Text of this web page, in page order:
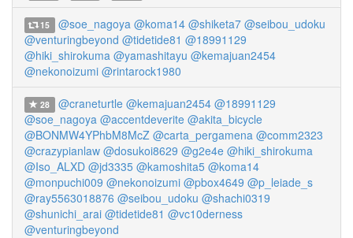
15 @soe_nagoya @koma14 @shiketa7 @seibou_udoku
@venturingbeyond @tidetide81 @18991129
@hiki_shirokuma @yamashitayu @kemajuan2454
@nekonoizumi @rintarock1980
28 @craneturtle @kemajuan2454 @18991129
@soe_nagoya @accentdeverite @akita_bicycle
@BONMW4YPhbM8McZ @carta_pergamena @comm2323
@crazypianlaw @dosukoi8629 @g2e4e @hiki_shirokuma
@Iso_ALXD @jd3335 @kamoshita5 @koma14
@monpuchi009 @nekonoizumi @pbox4649 @p_leiade_s
@ray5563018876 @seibou_udoku @shachi0319
@shunichi_arai @tidetide81 @vc10derness
@venturingbeyond